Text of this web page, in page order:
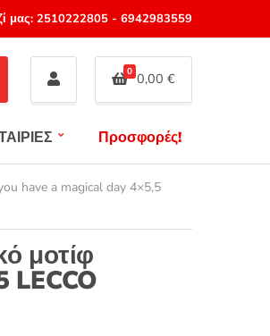
μας: 2510222805- 6942983559
0 0,00 €
Προσφορές!
have a magical day 4×5,5
μοτίφ